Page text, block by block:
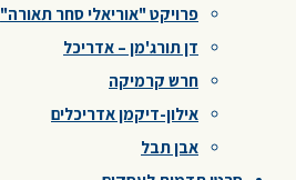
פרויקט "אוריאלי סחר תאורה"
דן תורג'מן – אדריכל
חרש קרמיקה
אילון-דיקמן אדריכלים
אבן תבל